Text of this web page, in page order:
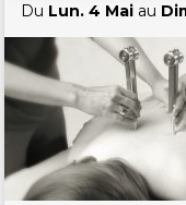
Du Lun. 4 Mai au